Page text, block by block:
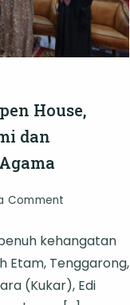
House,
dan
Comment
Kukar
Gelar
Open
kehangatan
Etam, Tenggarong,
(Kukar), Edi